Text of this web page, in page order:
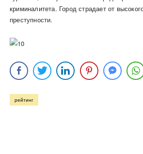
криминалитета. Город страдает от
преступности.
рейтинг